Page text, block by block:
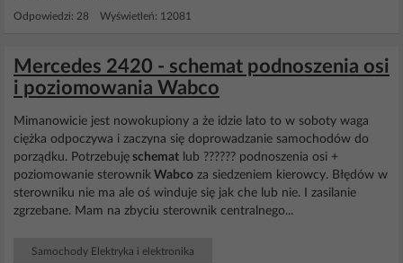
Odpowiedzi: 28 Wyświetleń: 12081
Mercedes 2420 - schemat podnoszenia osi
i poziomowania Wabco
Mimanowicie jest nowokupiony a że idzie lato to w soboty waga
ciężka odpoczywa i zaczyna się doprowadzanie samochodów do
porządku. Potrzebuję schemat lub ?????? podnoszenia osi +
poziomowanie sterownik Wabco za siedzeniem kierowcy. Błędów w
sterowniku nie ma ale oś winduje się jak che lub nie. I zasilanie
zgrzebane. Mam na zbyciu sterownik centralnego...
Samochody Elektryka i elektronika